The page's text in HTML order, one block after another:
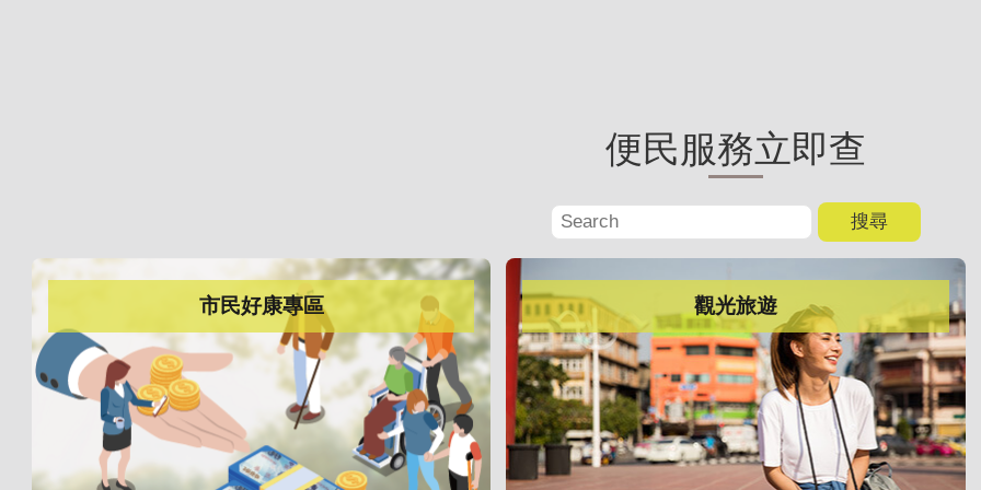
便民服務立即查
市民好康專區 觀光旅遊